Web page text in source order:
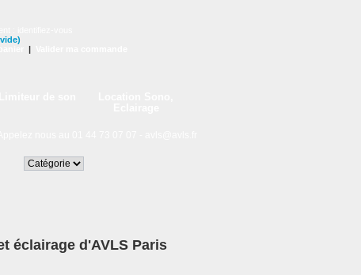
|
éclairage d'AVLS Paris